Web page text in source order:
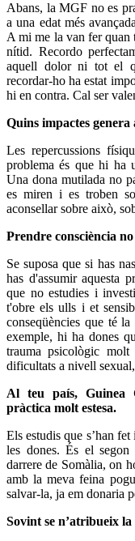
Abans, la MGF no es
a una edat més
A mi me la van fer
nítid. Recordo
aquell dolor ni tot el
recordar-ho ha estat
hi en contra. Cal ser
Quins impactes genera
Les repercussions
problema és que hi ha
Una dona mutilada no
es miren i es troben
aconsellar sobre això,
Prendre consciència
Se suposa que si has
has d'assumir aquesta
que no estudies i
t'obre els ulls i et
conseqüències que té
exemple, hi ha dones
trauma psicològic molt
dificultats a nivell
Al teu país, Guinea
pràctica molt estesa.
Els estudis que s’han
les dones. És el
darrere de Somàlia, on
amb la meva feina
salvar-la, ja em donaria
Sovint se n’atribueix